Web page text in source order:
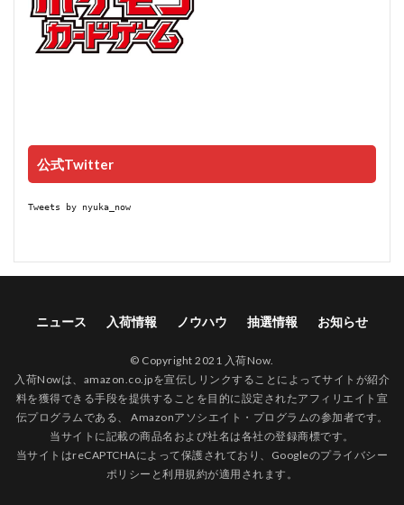
公式Twitter
Tweets by nyuka_now
ニュース 入荷情報 ノウハウ 抽選情報 お知らせ
© Copyright 2021 入荷Now.
入荷Nowは、amazon.co.jpを宣伝しリンクすることによってサイトが紹介
料を獲得できる手段を提供することを目的に設定されたアフィリエイト宣
伝プログラムである、 Amazonアソシエイト・プログラムの参加者です。
当サイトに記載の商品名および社名は各社の登録商標です。
当サイトはreCAPTCHAによって保護されており、Googleのプライバシー
ポリシー と利用規約が適用されます。